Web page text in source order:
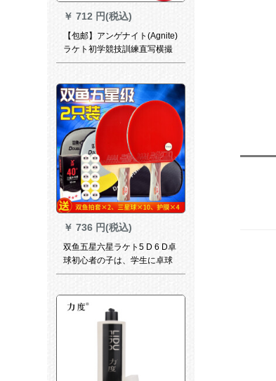
￥ 712 円(税込)
【包邮】アンゲナイト(Agnite)
ラケト初学競技訓練直写横撮
り一眼レフ両面反膠アローク
￥ 736 円(税込)
双鱼五星六星ラケト5 D 6 D卓
球初心者の子は、学生に卓球
ラッケトを练习します。2枚の